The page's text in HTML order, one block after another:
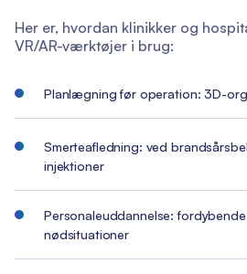
Her er, hvordan klinikker og
VR/AR-værktøjer i brug:
Planlægning før operation: 3D-
Smerteafledning: ved
injektioner
Personaleuddannelse:
nødsituationer